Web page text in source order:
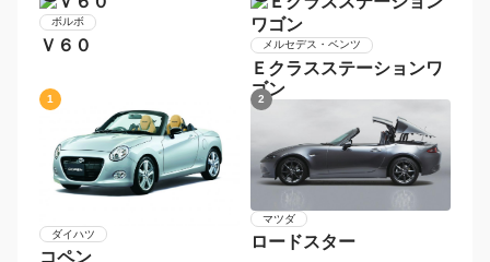
ＢＭＷ
３シリーズ
ホンダ
5 6